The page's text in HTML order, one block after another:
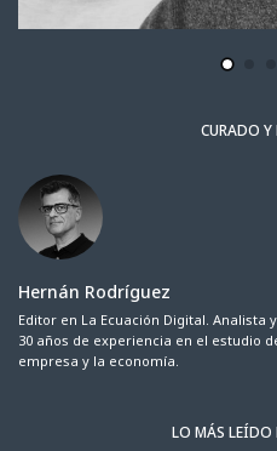
CURADO
Hernán Rodríguez
Editor en La Ecuación Digital.
30 años de experiencia en el estudio
empresa y la economía.
LO MÁS LEÍDO